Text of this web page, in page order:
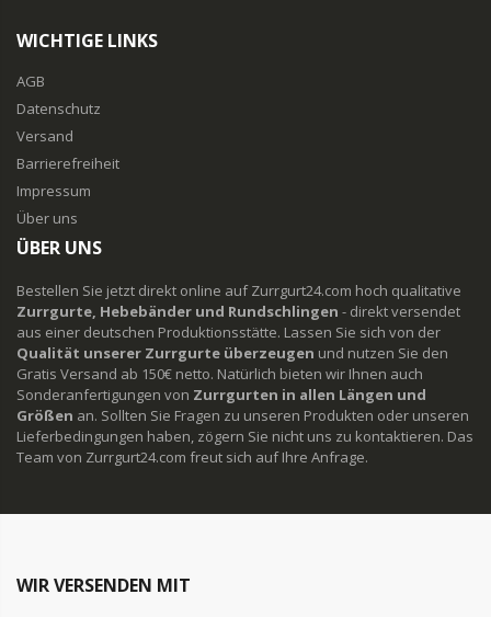
WICHTIGE LINKS
AGB
Datenschutz
Versand
Barrierefreiheit
Impressum
Über uns
ÜBER UNS
Bestellen Sie jetzt direkt online auf Zurrgurt24.com hoch qualitative
Zurrgurte, Hebebänder und Rundschlingen - direkt versendet
aus einer deutschen Produktionsstätte. Lassen Sie sich von der
Qualität unserer Zurrgurte überzeugen und nutzen Sie den
Gratis Versand ab 150€ netto. Natürlich bieten wir Ihnen auch
Sonderanfertigungen von Zurrgurten in allen Längen und
Größen an. Sollten Sie Fragen zu unseren Produkten oder unseren
Lieferbedingungen haben, zögern Sie nicht uns zu kontaktieren. Das
Team von Zurrgurt24.com freut sich auf Ihre Anfrage.
WIR VERSENDEN MIT